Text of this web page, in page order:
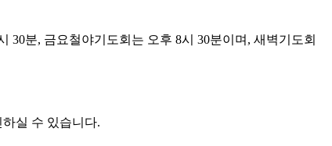
30분, 금요철야기도회는 오후 8시 30분이며, 새벽기도회
실 수 있습니다.